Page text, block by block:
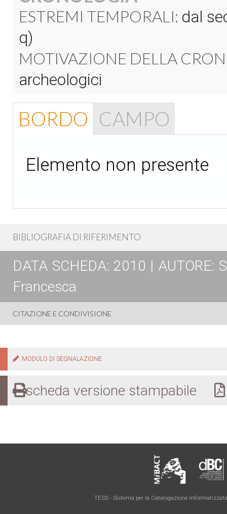
ESTREMI TEMPORALI: dal
q)
MOTIVAZIONE DELLA
archeologici
BORDO CAMPO
Elemento non presente
BIBLIOGRAFIA DI RIFERIMENTO
DATA SCHEDA: 2010 | AUTORE:
Francesca
CITAZIONE E CONDIVISIONE
MODULO DI SEGNALAZIONE
scheda versione stampabile
TESS - Sistema per la Catalogazione